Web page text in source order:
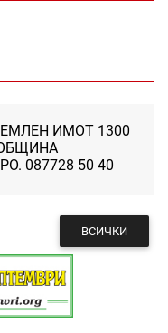
ИМОТ 1300
087728 50 40
ВСИЧКИ